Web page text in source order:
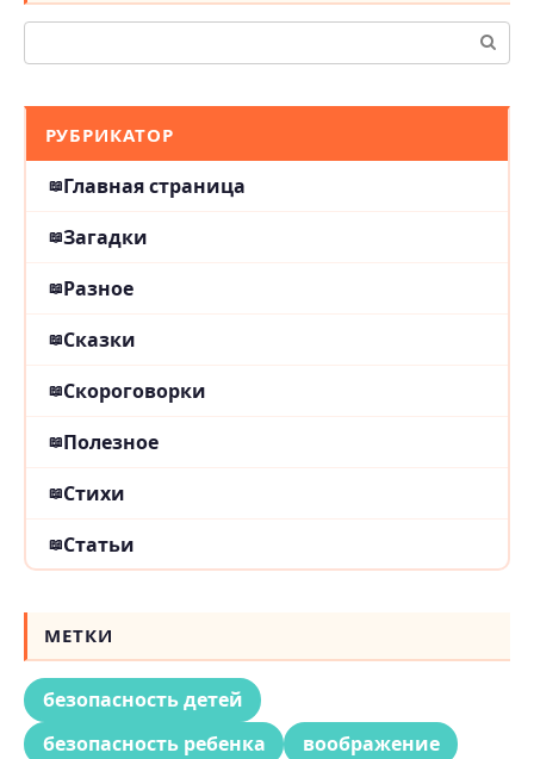
Поиск:
РУБРИКАТОР
Главная страница
Загадки
Разное
Сказки
Скороговорки
Полезное
Стихи
Статьи
МЕТКИ
безопасность детей
безопасность ребенка
воображение